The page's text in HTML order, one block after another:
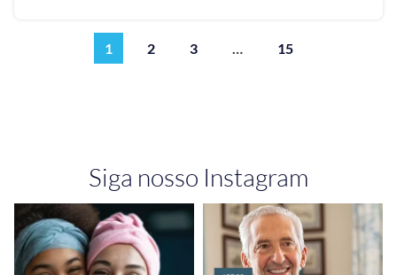
1 2 3 … 15
Siga nosso Instagram